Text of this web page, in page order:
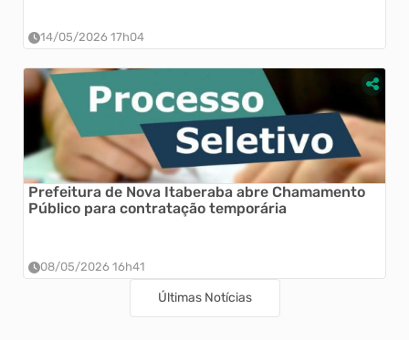
14/05/2026 17h04
Prefeitura de Nova Itaberaba abre Chamamento
Público para contratação temporária
08/05/2026 16h41
Últimas Notícias